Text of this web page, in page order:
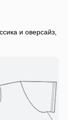
и оверсайз,